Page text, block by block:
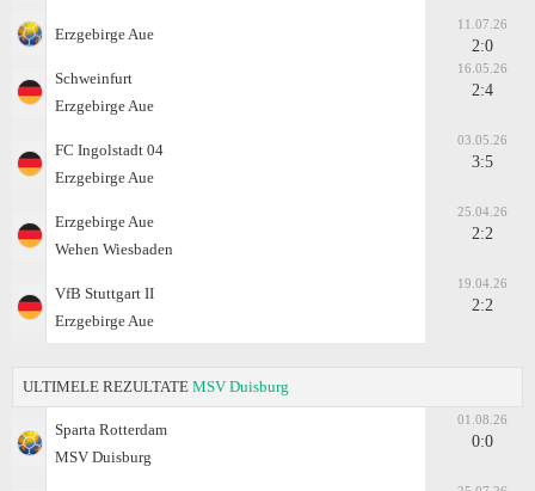
Erzgebirge Aue
11.07.26
2:0
Schweinfurt
Erzgebirge Aue
16.05.26
2:4
FC Ingolstadt 04
Erzgebirge Aue
03.05.26
3:5
Erzgebirge Aue
Wehen Wiesbaden
25.04.26
2:2
VfB Stuttgart II
Erzgebirge Aue
19.04.26
2:2
ULTIMELE REZULTATE MSV Duisburg
Sparta Rotterdam
MSV Duisburg
01.08.26
0:0